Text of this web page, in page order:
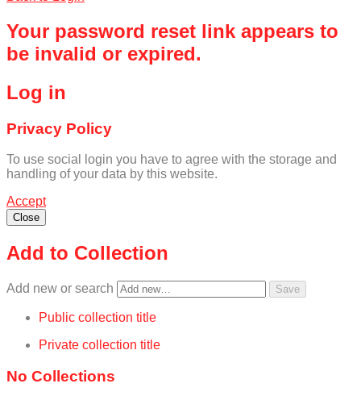
Your password reset link appears to
be invalid or expired.
Log in
Privacy Policy
To use social login you have to agree with the storage and
handling of your data by this website.
Accept
Close
Add to Collection
Add new or search
Public collection title
Private collection title
No Collections